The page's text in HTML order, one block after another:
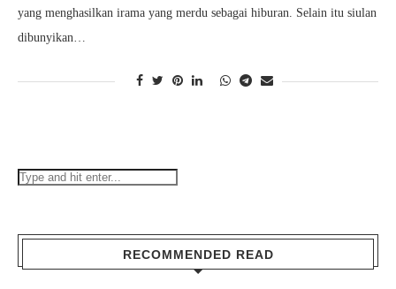
yang menghasilkan irama yang merdu sebagai hiburan. Selain itu siulan
dibunyikan…
RECOMMENDED READ